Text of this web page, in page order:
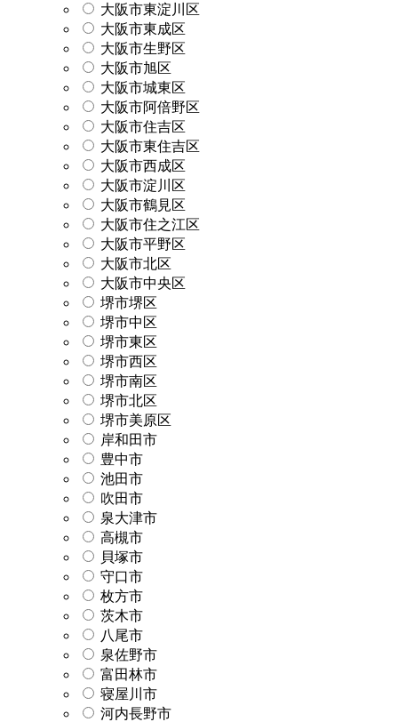
大阪市東淀川区
大阪市東成区
大阪市生野区
大阪市旭区
大阪市城東区
大阪市阿倍野区
大阪市住吉区
大阪市東住吉区
大阪市西成区
大阪市淀川区
大阪市鶴見区
大阪市住之江区
大阪市平野区
大阪市北区
大阪市中央区
堺市堺区
堺市中区
堺市東区
堺市西区
堺市南区
堺市北区
堺市美原区
岸和田市
豊中市
池田市
吹田市
泉大津市
高槻市
貝塚市
守口市
枚方市
茨木市
八尾市
泉佐野市
富田林市
寝屋川市
河内長野市